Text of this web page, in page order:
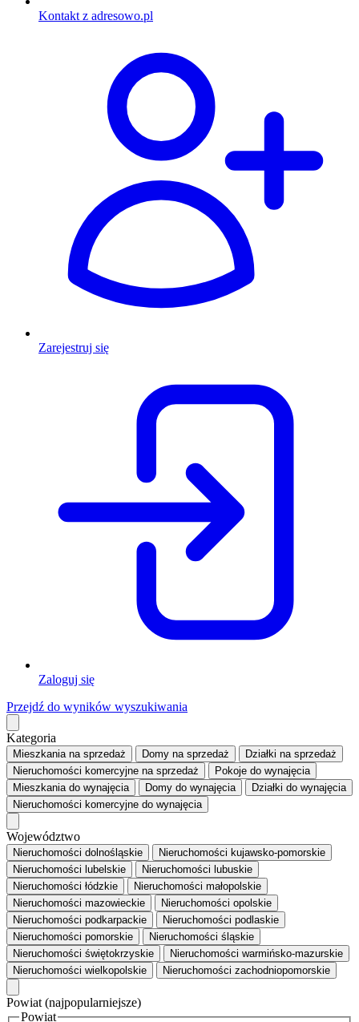
Kontakt z adresowo.pl
Zarejestruj się
Zaloguj się
Przejdź do wyników wyszukiwania
Kategoria
Mieszkaniana sprzedaż Domy na sprzedaż Działki na sprzedaż
Nieruchomości komercyjne na sprzedaż Pokoje do wynajęcia
Mieszkaniado wynajęcia Domy do wynajęcia Działki do wynajęcia
Nieruchomości komercyjne do wynajęcia
Województwo
Nieruchomości dolnośląskie
Nieruchomości kujawsko-pomorskie
Nieruchomości lubelskie
Nieruchomości lubuskie
Nieruchomości łódzkie
Nieruchomości małopolskie
Nieruchomości mazowieckie
Nieruchomości opolskie
Nieruchomości podkarpackie
Nieruchomości podlaskie
Nieruchomości pomorskie
Nieruchomości śląskie
Nieruchomości świętokrzyskie
Nieruchomości warmińsko-mazurskie
Nieruchomości wielkopolskie
Nieruchomości zachodniopomorskie
Powiat (najpopularniejsze)
Powiat